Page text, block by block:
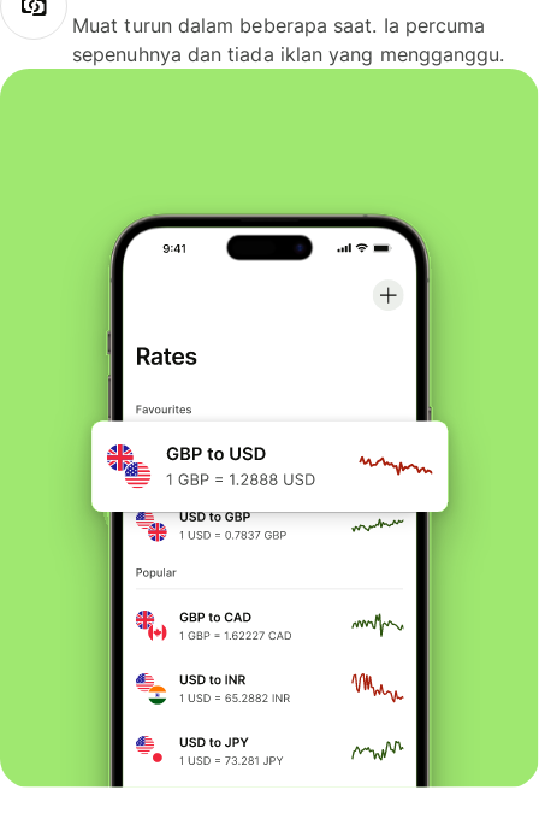
Muat turun dalam beberapa saat. Ia percuma
sepenuhnya dan tiada iklan yang mengganggu.